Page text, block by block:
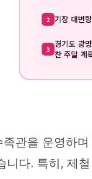
2 기장 대변
3 경기도 광
찬 주말 계
관을 운영하
니다. 특히, 제